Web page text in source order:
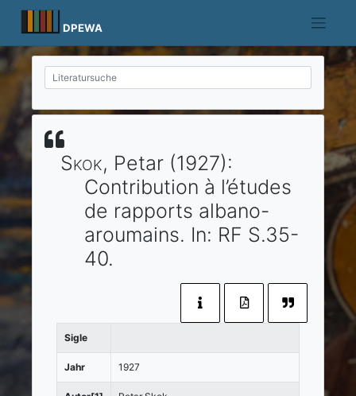
content
DPEWA
Skok, Petar (1927):
Contribution à l’études
de rapports albano-
aroumains. In: RF S.35-
40.
Sigle
Jahr 1927